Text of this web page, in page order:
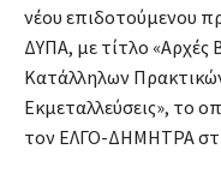
νέου επιδοτούμενου
ΔΥΠΑ, με τίτλο «Αρχές
Κατάλληλων
Εκμεταλλεύσεις», το
τον ΕΛΓΟ-ΔΗΜΗΤΡΑ